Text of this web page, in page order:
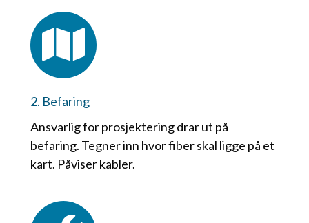
2. Befaring
Ansvarlig for prosjektering drar ut på
befaring. Tegner inn hvor fiber skal ligge på et
kart. Påviser kabler.